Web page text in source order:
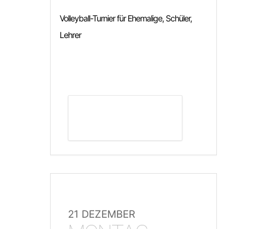
Volleyball-Turnier für Ehemalige, Schüler,
Lehrer
21 DEZEMBER